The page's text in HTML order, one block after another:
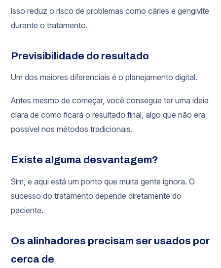
Isso reduz o risco de problemas como cáries e gengivite
durante o tratamento.
Previsibilidade do resultado
Um dos maiores diferenciais é o planejamento digital.
Antes mesmo de começar, você consegue ter uma ideia
clara de como ficará o resultado final, algo que não era
possível nos métodos tradicionais.
Existe alguma desvantagem?
Sim, e aqui está um ponto que muita gente ignora. O
sucesso do tratamento depende diretamente do
paciente.
Os alinhadores precisam ser usados por
cerca de